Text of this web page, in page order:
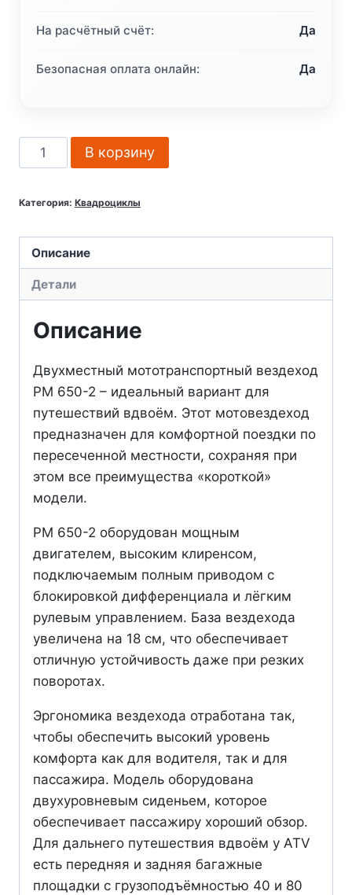
На расчётный счёт: Да
Безопасная оплата онлайн: Да
Количество
товара
РМ
В корзину
Категория: Квадроциклы
Описание
Детали
Описание
Двухместный мототранспортный вездеход
РМ 650-2 – идеальный вариант для
путешествий вдвоём. Этот мотовездеход
предназначен для комфортной поездки по
пересеченной местности, сохраняя при
этом все преимущества «короткой»
модели.
РМ 650-2 оборудован мощным
двигателем, высоким клиренсом,
подключаемым полным приводом с
блокировкой дифференциала и лёгким
рулевым управлением. База вездехода
увеличена на 18 см, что обеспечивает
отличную устойчивость даже при резких
поворотах.
Эргономика вездехода отработана так,
чтобы обеспечить высокий уровень
комфорта как для водителя, так и для
пассажира. Модель оборудована
двухуровневым сиденьем, которое
обеспечивает пассажиру хороший обзор.
Для дальнего путешествия вдвоём у ATV
есть передняя и задняя багажные
площадки с грузоподъёмностью 40 и 80